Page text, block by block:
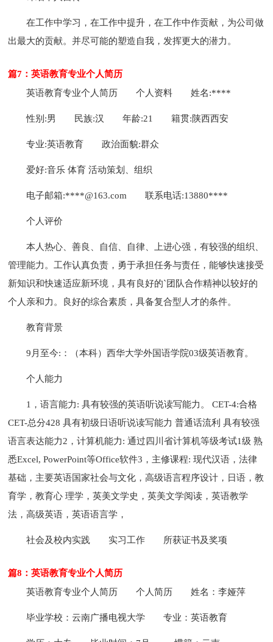
在工作中学习，在工作中提升，在工作中作贡献，为公司做
出最大的贡献。并尽可能的塑造自我，发挥更大的潜力。
篇7：英语教育专业个人简历
英语教育专业个人简历
个人资料 姓名:****
性别:男 民族:汉 年龄:21 籍贯:陕西西安
专业:英语教育 政治面貌:群众
爱好:音乐 体育 活动策划、组织
电子邮箱:****@163.com 联系电话:13880****
个人评价
本人热心、善良、自信、自律、上进心强，有较强的组织、
管理能力。工作认真负责，勇于承担任务与责任，能够快速接受
新知识和快速适应新环境，具有良好的`团队合作精神以较好的
个人亲和力。良好的综合素质，具备复合型人才的条件。
教育背景
9月至今:：（本科）西华大学外国语学院03级英语教育。
个人能力
1，语言能力: 具有较强的英语听说读写能力。 CET-4:合格
CET-总分428 具有初级日语听说读写能力 普通话流利 具有较强
语言表达能力2，计算机能力: 通过四川省计算机等级考试1级 熟
悉Excel, PowerPoint等Office软件3，主修课程: 现代汉语，法律
基础，主要英语国家社会与文化，高级语言程序设计，日语，教
育学，教育心 理学，英美文学史，英美文学阅读，英语教学
法，高级英语，英语语言学，
社会及校内实践 实习工作 所获证书及奖项
篇8：英语教育专业个人简历
英语教育专业个人简历
个人简历 姓名：李娅萍
毕业学校：云南广播电视大学 专业：英语教育